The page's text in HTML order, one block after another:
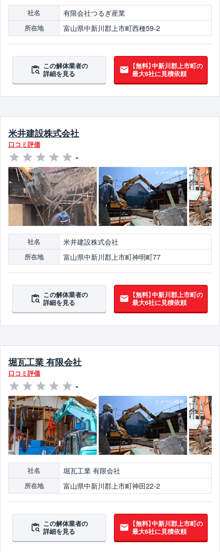
社名 有限会社つるぎ産業
所在地 富山県中新川郡上市町西種59-2
この解体業者の
詳細を見る
【無料】中新川郡上市町の
最大6社に見積依頼
米井建設株式会社
口コミ評価
-
社名 米井建設株式会社
所在地 富山県中新川郡上市町神明町77
この解体業者の
詳細を見る
【無料】中新川郡上市町の
最大6社に見積依頼
堀瓦工業 有限会社
口コミ評価
-
社名 堀瓦工業 有限会社
所在地 富山県中新川郡上市町神田22-2
この解体業者の
詳細を見る
【無料】中新川郡上市町の
最大6社に見積依頼